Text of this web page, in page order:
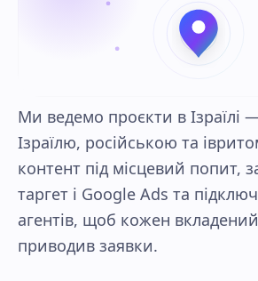
Ми ведемо проєкти в Ізраїлі
Ізраїлю, російською та
контент під місцевий попит,
таргет і Google Ads та
агентів, щоб кожен
приводив заявки.